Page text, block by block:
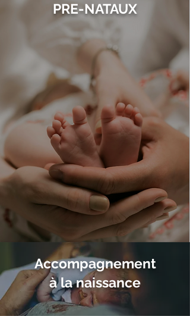
PRE-NATAUX
Accompagnement
à la naissance